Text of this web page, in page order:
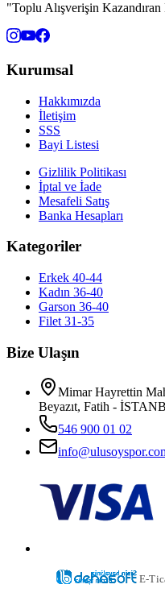
"Toplu Alışverişin
Kurumsal
Hakkımızda
İletişim
SSS
Bayi Listesi
Gizlilik Politikası
İptal ve İade
Mesafeli Satış
Banka Hesapları
Kategoriler
Erkek 40-44
Kadın 36-40
Garson 36-40
Filet 31-35
Bize Ulaşın
Mimar Hayrettin
Beyazıt, Fatih -
546 900 01 02
E-